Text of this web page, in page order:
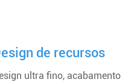
de recursos
ultra fino, acabamento